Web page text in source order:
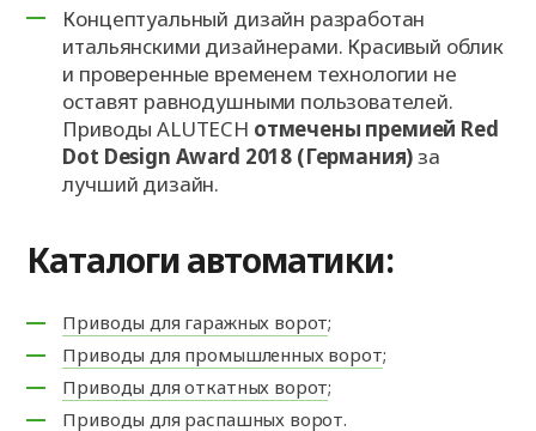
Концептуальный дизайн разработан
итальянскими дизайнерами. Красивый облик
и проверенные временем технологии не
оставят равнодушными пользователей.
Приводы ALUTECH отмечены премией Red
Dot Design Award 2018 (Германия)за
лучший дизайн.
Каталоги автоматики:
Приводы для гаражных ворот;
Приводы для промышленных ворот;
Приводы для откатных ворот;
Приводы для распашных ворот.